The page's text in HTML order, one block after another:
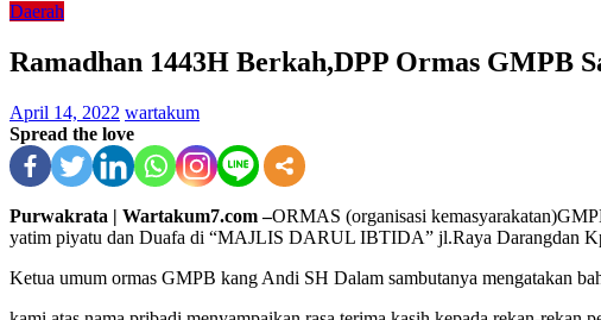
Daerah
Ramadhan 1443H Berkah,DPP Ormas GMPB
April 14, 2022 wartakum
Spread the love
Purwakrata | Wartakum7.com –ORMAS (organisasi
yatim piyatu dan Duafa di “MAJLIS DARUL IBTIDA” jl.Raya Darangdan
Ketua umum ormas GMPB kang Andi SH Dalam sambutanya mengatakan